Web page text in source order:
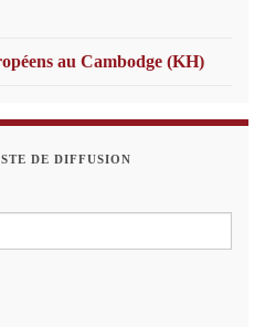
au Cambodge (KH)
DE DIFFUSION